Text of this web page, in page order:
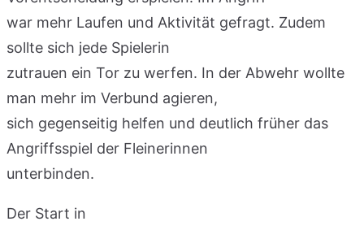
war mehr Laufen und Aktivität gefragt. Zudem
sollte sich jede Spielerin
zutrauen ein Tor zu werfen. In der Abwehr wollte
man mehr im Verbund agieren,
sich gegenseitig helfen und deutlich früher das
Angriffsspiel der Fleinerinnen
unterbinden.
Der Start in